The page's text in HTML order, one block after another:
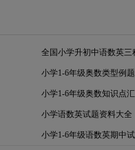
全国小学升初中语数英三
小学1-6年级奥数类型例
小学1-6年级奥数知识点
小学语数英试题资料大全
小学1-6年级语数英期中